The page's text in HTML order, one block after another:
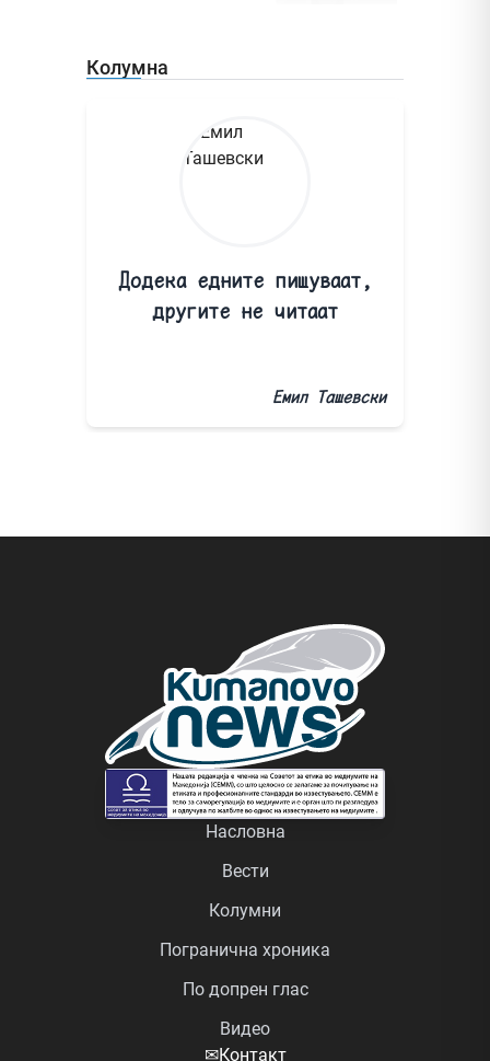
Колумна
Додека едните пишуваат,
другите не читаат
Емил Ташевски
Насловна
Вести
Колумни
Погранична хроника
По допрен глас
Видео
✉Контакт